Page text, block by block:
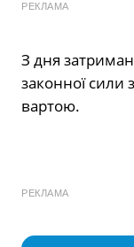
РЕКЛАМА
З дня
законної сили
вартою.
РЕКЛАМА